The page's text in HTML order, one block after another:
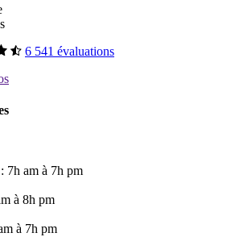
6 541 évaluations
7h am à 7h pm
à 8h pm
à 7h pm